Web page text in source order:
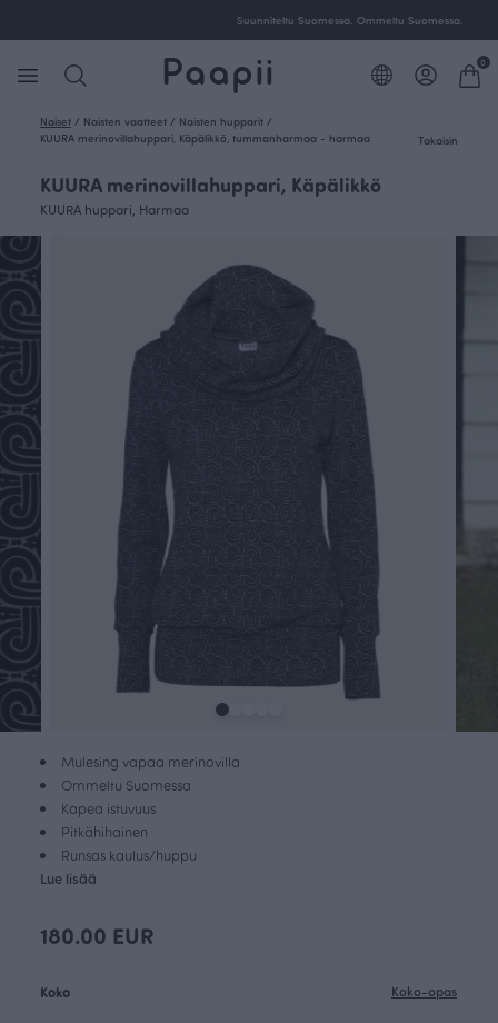
Ilmainen toimitus yli 100 € tilauksille Suomessa.
0
Naiset / Naisten vaatteet / Naisten hupparit /
KUURA merinovillahuppari, Käpälikkö, tummanharmaa - harmaa
Takaisin
KUURA merinovillahuppari, Käpälikkö
KUURA huppari, Harmaa
Mulesing vapaa merinovilla
Ommeltu Suomessa
Kapea istuvuus
Pitkähihainen
Runsas kaulus/huppu
Lue lisää
180.00 EUR
Koko Koko-opas